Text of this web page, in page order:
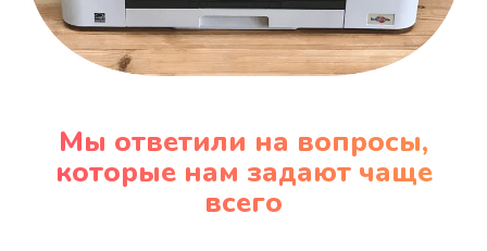
Мы ответили на вопросы,
которые нам задают чаще
всего